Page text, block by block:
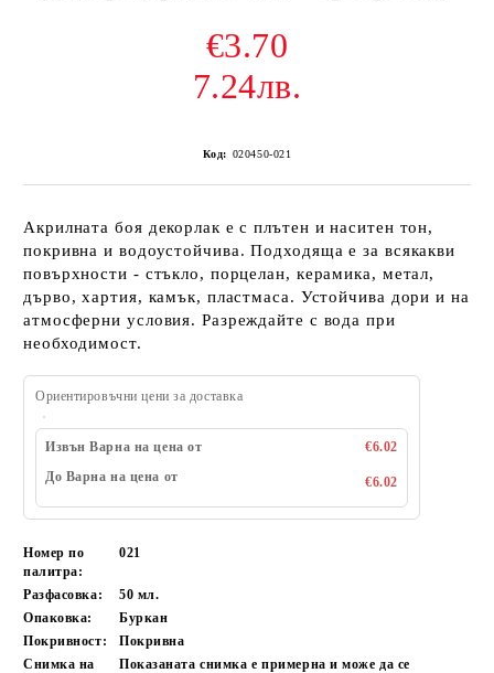
€3.70
7.24лв.
Код: 020450-021
Акрилната боя декорлак е с плътен и наситен тон,
покривна и водоустойчива. Подходяща е за всякакви
повърхности - стъкло, порцелан, керамика, метал,
дърво, хартия, камък, пластмаса. Устойчива дори и на
атмосферни условия. Разреждайте с вода при
необходимост.
Ориентировъчни цени за доставка
Извън Варна на цена от
€6.02
До Варна на цена от
€6.02
Номер по
палитра:
021
Разфасовка:
50 мл.
Опаковка:
Буркан
Покривност:
Покривна
Снимка на
Показаната снимка е примерна и може да се